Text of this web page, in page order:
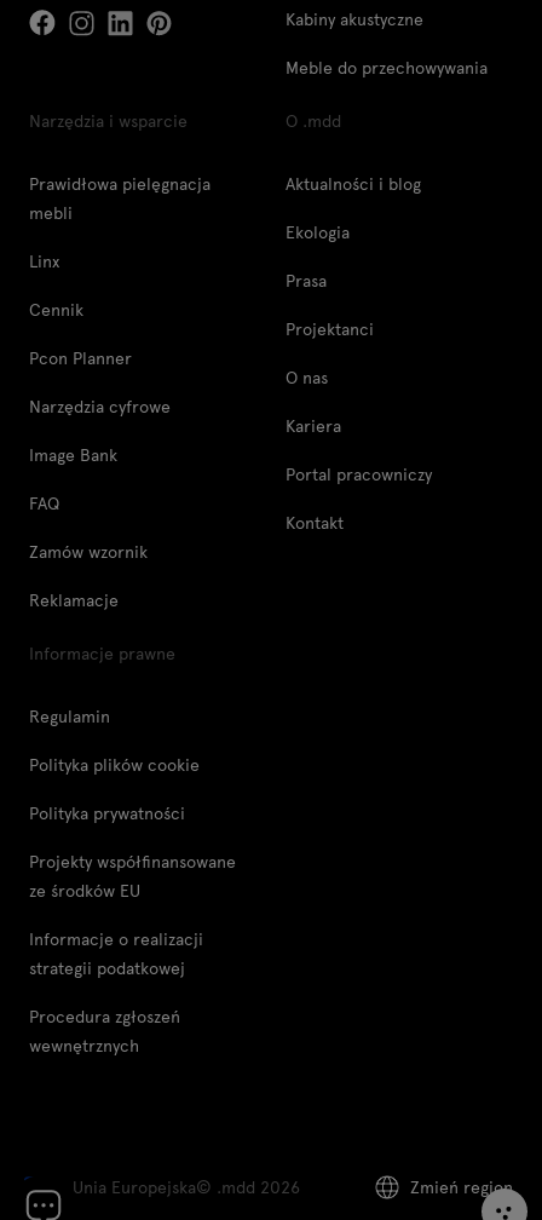
Kabiny akustyczne
Meble do przechowywania
Narzędzia i wsparcie
Prawidłowa pielęgnacja
mebli
Linx
Cennik
Pcon Planner
Narzędzia cyfrowe
Image Bank
FAQ
Zamów wzornik
Reklamacje
O .mdd
Aktualności i blog
Ekologia
Prasa
Projektanci
O nas
Kariera
Portal pracowniczy
Kontakt
Informacje prawne
Regulamin
Polityka plików cookie
Polityka prywatności
Projekty współfinansowane
ze środków EU
Informacje o realizacji
strategii podatkowej
Procedura zgłoszeń
wewnętrznych
Unia Europejska© .mdd 2026 Zmień region